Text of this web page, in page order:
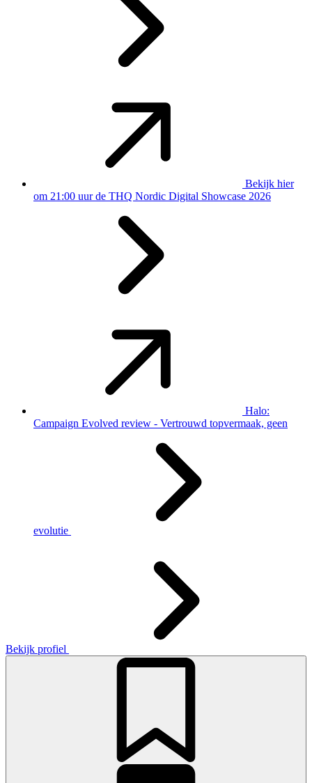
Bekijk hier
om 21:00 uur de THQ Nordic Digital Showcase 2026
Halo:
Campaign Evolved review - Vertrouwd topvermaak, geen
evolutie
Bekijk profiel